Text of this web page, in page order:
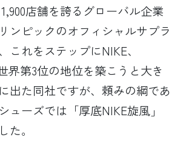
店舗を誇るグローバル企業
ンピックのオフィシャルサプラ
これをステップにNIKE、
界第3位の地位を築こうと大き
出た同社ですが、頼みの綱であ
ューズでは「厚底NIKE旋風」
た。